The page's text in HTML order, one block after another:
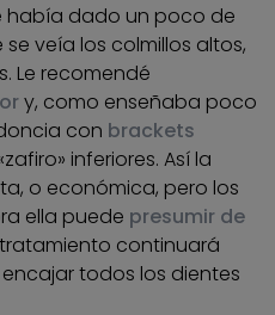
había dado un poco de
veía los colmillos altos,
Le recomendé
y, como enseñaba poco
con brackets
inferiores. Así la
o económica, pero los
ella puede presumir de
continuará
todos los dientes